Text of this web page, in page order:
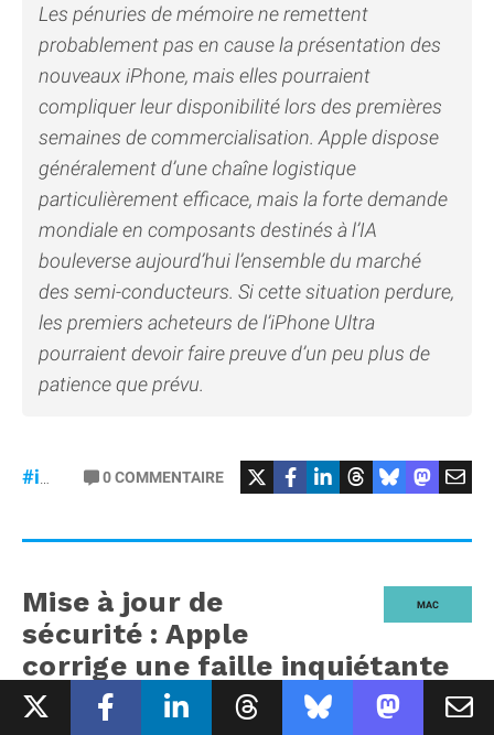
Les pénuries de mémoire ne remettent
probablement pas en cause la présentation des
nouveaux iPhone, mais elles pourraient
compliquer leur disponibilité lors des premières
semaines de commercialisation. Apple dispose
généralement d’une chaîne logistique
particulièrement efficace, mais la forte demande
mondiale en composants destinés à l’IA
bouleverse aujourd’hui l’ensemble du marché
des semi-conducteurs. Si cette situation perdure,
les premiers acheteurs de l’iPhone Ultra
pourraient devoir faire preuve d’un peu plus de
patience que prévu.
#iPhoneUltra #RAM
0COMMENTAIRE
MAC
Mise à jour de
sécurité : Apple
corrige une faille inquiétante
sur le Mac